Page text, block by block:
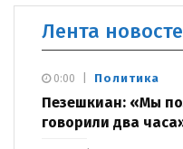
Лента
Политика
Пезешкиан: «Мы
говорили два
0:00